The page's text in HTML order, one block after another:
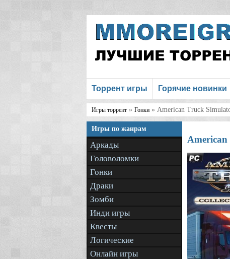
Торрент игры Горячие новинки
Игры торрент » Гонки » American Truck
Игры по жанрам
Аркады
Головоломки
Гонки
Драки
Зомби
Инди игры
Квесты
Логические
Онлайн игры